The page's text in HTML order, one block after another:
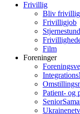
Frivillig
Bliv frivillig
Frivilligjob
Film
Foreninger
Patient- og